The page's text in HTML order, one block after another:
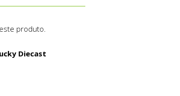
produto.
Diecast